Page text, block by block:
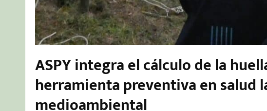
ASPY integra el cálculo de la
herramienta preventiva en salud
medioambiental